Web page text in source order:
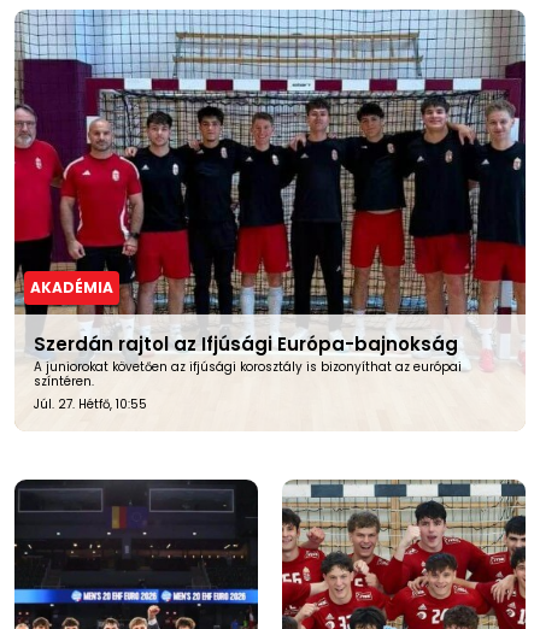
AKADÉMIA
Szerdán rajtol az Ifjúsági Európa-bajnokság
A juniorokat követően az ifjúsági korosztály is bizonyíthat az európai
színtéren.
Júl. 27. Hétfő, 10:55